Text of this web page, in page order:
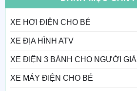
XE HƠI ĐIỆN CHO BÉ
XE ĐỊA HÌNH ATV
XE ĐIỆN 3 BÁNH CHO NGƯỜI GIÀ
XE MÁY ĐIỆN CHO BÉ